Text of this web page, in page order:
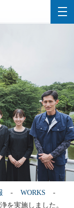
WORKS
実施しました。